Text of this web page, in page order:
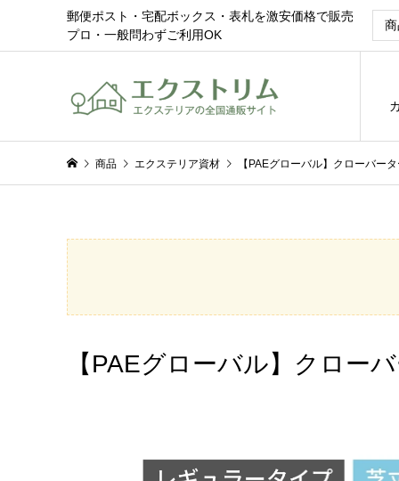
郵便ポスト・宅配ボックス・表札を激安価格で販売
プロ・一般問わずご利用OK
商品 エクステリア資材 【PAEグローバル】クローバー
【PAEグローバル】クロー